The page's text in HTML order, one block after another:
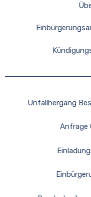
Unfallhergang
Anfrage